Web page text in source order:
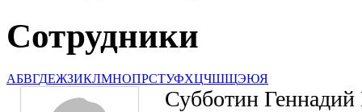
Сотрудники
АБВГДЕЖЗИКЛМНОПРСТУФХЦЧШЩЭЮЯ
Субботин Геннадий